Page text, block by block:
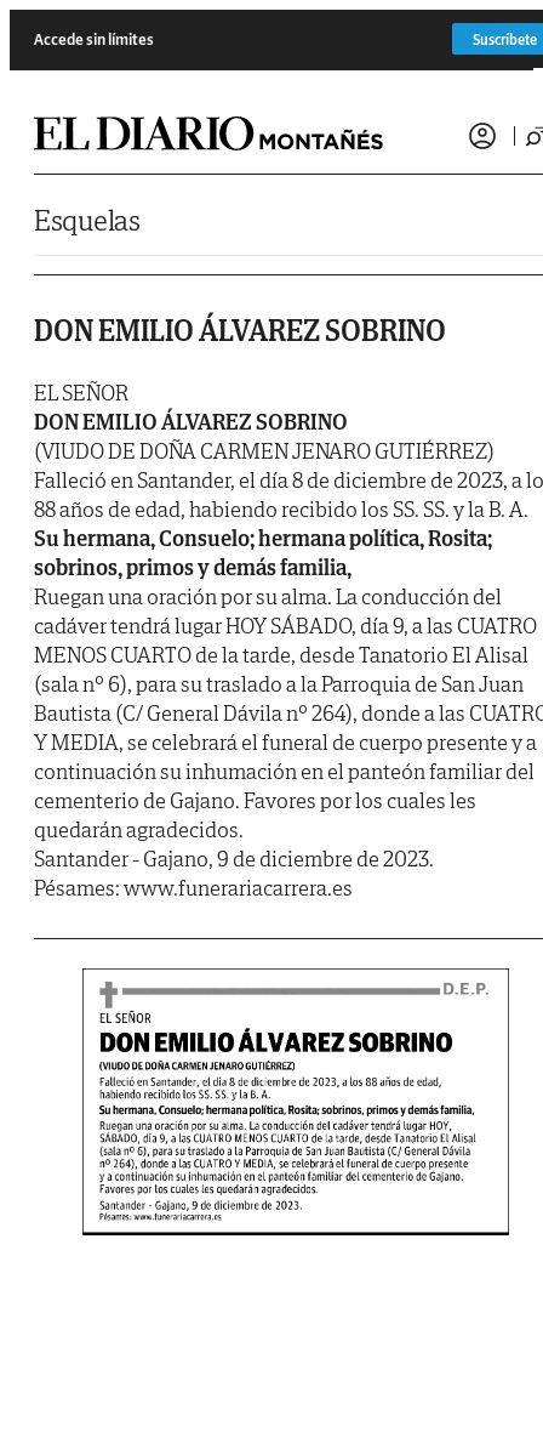
Accede sin límites Suscríbete
Esquelas
DON EMILIO ÁLVAREZ SOBRINO
EL SEÑOR
DON EMILIO ÁLVAREZ SOBRINO
(VIUDO DE DOÑA CARMEN JENARO GUTIÉRREZ)
Falleció en Santander, el día 8 de diciembre de 2023, a
88 años de edad, habiendo recibido los SS. SS. y la B. A.
Su hermana, Consuelo; hermana política, Rosita;
sobrinos, primos y demás familia,
Ruegan una oración por su alma. La conducción del
cadáver tendrá lugar HOY SÁBADO, día 9, a las CUATRO
MENOS CUARTO de la tarde, desde Tanatorio El Alisal
(sala nº 6), para su traslado a la Parroquia de San Juan
Bautista (C/ General Dávila nº 264), donde a las
Y MEDIA, se celebrará el funeral de cuerpo presente y a
continuación su inhumación en el panteón familiar del
cementerio de Gajano. Favores por los cuales les
quedarán agradecidos.
Santander - Gajano, 9 de diciembre de 2023.
Pésames: www.funerariacarrera.es